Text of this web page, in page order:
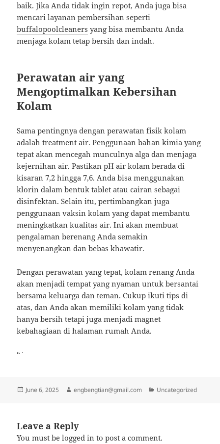
baik. Jika Anda tidak ingin repot, Anda juga bisa
mencari layanan pembersihan seperti
buffalopoolcleaners yang bisa membantu Anda
menjaga kolam tetap bersih dan indah.
Perawatan air yang
Mengoptimalkan Kebersihan
Kolam
Sama pentingnya dengan perawatan fisik kolam
adalah treatment air. Penggunaan bahan kimia yang
tepat akan mencegah munculnya alga dan menjaga
kejernihan air. Pastikan pH air kolam berada di
kisaran 7,2 hingga 7,6. Anda bisa menggunakan
klorin dalam bentuk tablet atau cairan sebagai
disinfektan. Selain itu, pertimbangkan juga
penggunaan vaksin kolam yang dapat membantu
meningkatkan kualitas air. Ini akan membuat
pengalaman berenang Anda semakin
menyenangkan dan bebas khawatir.
Dengan perawatan yang tepat, kolam renang Anda
akan menjadi tempat yang nyaman untuk bersantai
bersama keluarga dan teman. Cukup ikuti tips di
atas, dan Anda akan memiliki kolam yang tidak
hanya bersih tetapi juga menjadi magnet
kebahagiaan di halaman rumah Anda.
“`
Posted
June 6, 2025 Author
engbengtian@gmail.com Categories
Uncategorized
Leave a Reply
You must belogged in to post a comment.